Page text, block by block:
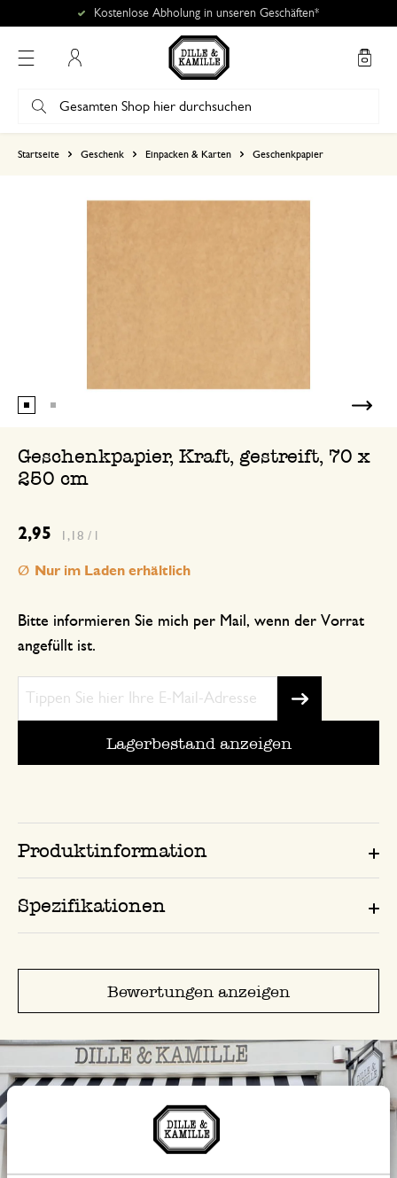
Kostenlose Abholung in unseren Geschäften*
Startseite Geschenk Einpacken & Karten Geschenkpapier
Geschenkpapier, Kraft, gestreift, 70 x
250 cm
2,95 1,18 / l
Bitte informieren Sie mich per Mail, wenn der Vorrat
angefüllt ist.
Lagerbestand anzeigen
Nur im Laden erhältlich
Produktinformation
Spezifikationen
Bewertungen anzeigen
5